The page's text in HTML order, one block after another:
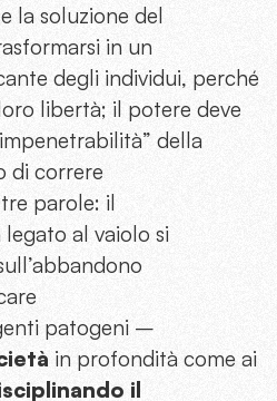
la soluzione del
in un
degli individui, perché
libertà; il potere deve
della
di correre
parole: il
al vaiolo si
patogeni –
in profondità come ai
il